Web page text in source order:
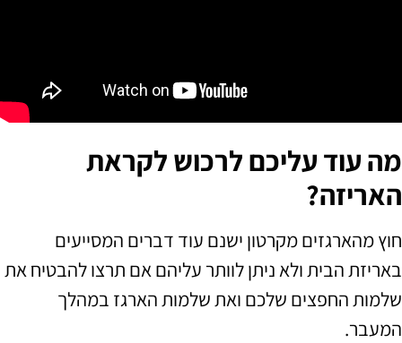
מה עוד עליכם לרכוש לקראת
האריזה?
חוץ מהארגזים מקרטון ישנם עוד דברים המסייעים
באריזת הבית ולא ניתן לוותר עליהם אם תרצו להבטיח את
שלמות החפצים שלכם ואת שלמות הארגז במהלך
המעבר.